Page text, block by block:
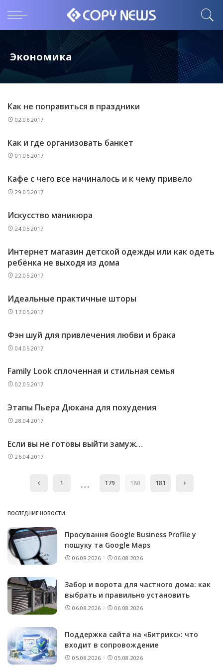
Экономика
Как не поправиться в праздники
02.06.2017
Как и где организовать банкет
01.06.2017
Кафе с чего все начиналось и к чему привело
29.05.2017
Искусство маникюра
24.05.2017
Интернет магазин детской одежды или как одеть
ребёнка не выходя из дома
22.05.2017
Идеальные практичные шторы
17.05.2017
Фэн шуй для привлечения любви и брака
04.05.2017
Family Look сплоченная и стильная семья
02.05.2017
Этапы Пьера Дюкана для похудения
28.04.2017
Если вы не готовы выйти замуж…
26.04.2017
1 … 179 180 181
ПОСЛЕДНИЕ НОВОСТИ
Просування Google Business Profile у
пошуку та Google Maps
06.08.2026 06.08.2026
Забор и ворота для частного дома: как
выбрать и правильно установить
06.08.2026 06.08.2026
Поддержка сайта на «Битрикс»: что
входит в сопровождение
05.08.2026 05.08.2026